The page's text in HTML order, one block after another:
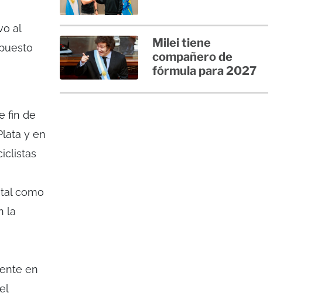
al
fin de
y en
como
la
en
Milei tiene
compañero de
fórmula para 2027